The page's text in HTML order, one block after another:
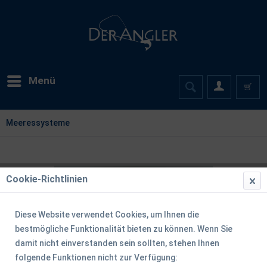
Menü
Meeressysteme
Cookie-Richtlinien
Diese Website verwendet Cookies, um Ihnen die
bestmögliche Funktionalität bieten zu können. Wenn Sie
damit nicht einverstanden sein sollten, stehen Ihnen
folgende Funktionen nicht zur Verfügung: